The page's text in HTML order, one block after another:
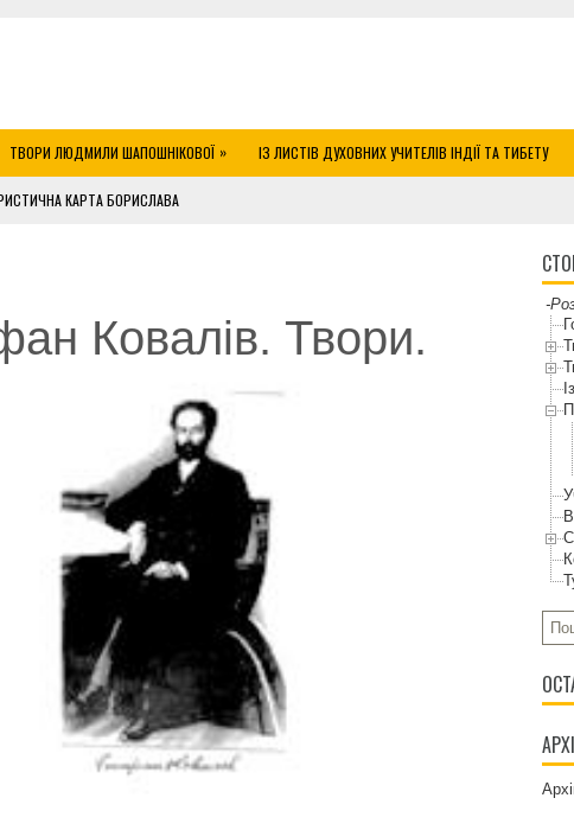
ТВОРИ ЛЮДМИЛИ ШАПОШНІКОВОЇ » ІЗ ЛИСТІВ ДУХОВНИХ УЧИТЕЛІВ ІНДІЇ ТА ТИБЕТУ
КАРТА БОРИСЛАВА
Ковалів. Твори.
-